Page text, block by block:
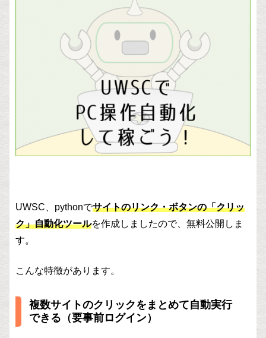
UWSC、pythonでサイトのリンク・ボタンの「クリッ
ク」自動化ツールを作成しましたので、無料公開しま
す。
こんな特徴があります。
複数サイトのクリックをまとめて自動実行
できる（要事前ログイン）